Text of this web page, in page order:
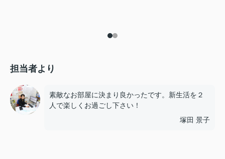
担当者より
素敵なお部屋に決まり良かったです。新生活を２
人で楽しくお過ごし下さい！
塚田 景子